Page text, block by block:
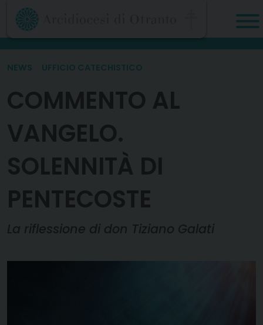
Skip
content
NEWS UFFICIO CATECHISTICO
COMMENTO AL
VANGELO.
SOLENNITÀ DI
PENTECOSTE
La riflessione di don Tiziano Galati